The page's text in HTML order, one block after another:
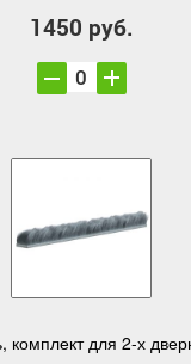
1450 руб.
комплект для 2-х